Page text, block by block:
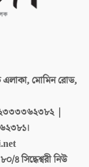
এলাকা, মোমিন রোড,
|
৪ সিদ্ধেশ্বরী নিউ